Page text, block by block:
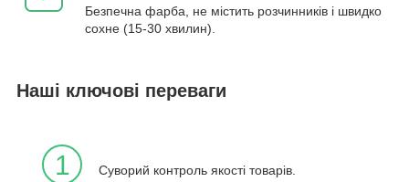
Безпечна фарба, не містить розчинників і швидко
сохне (15-30 хвилин).
Наші ключові переваги
1 Суворий контроль якості товарів.